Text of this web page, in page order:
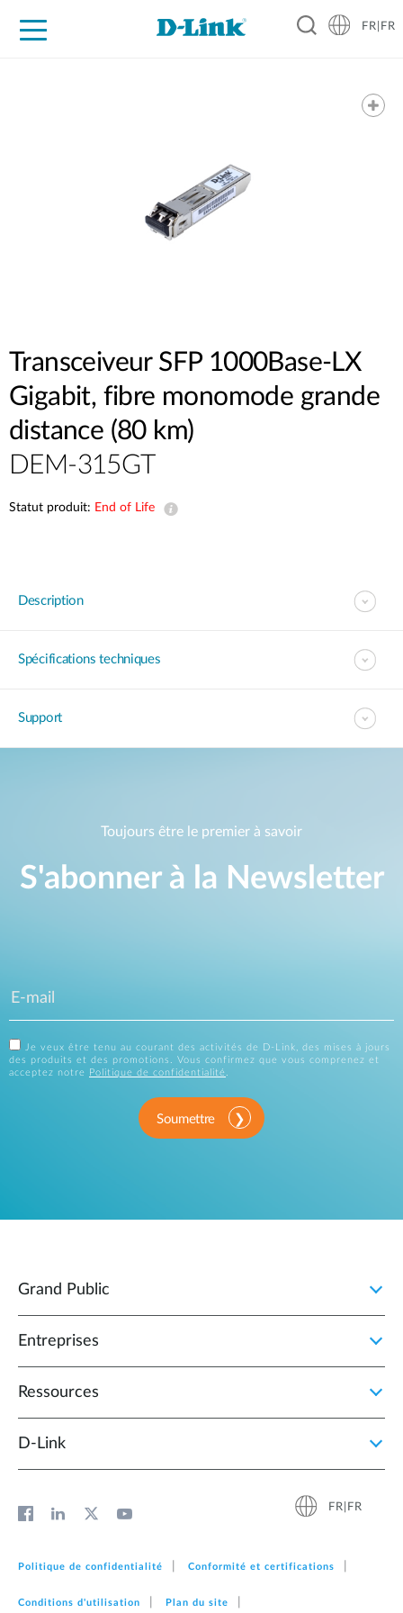
FR|FR
Transceiveur SFP 1000Base-LX
Gigabit, fibre monomode grande
distance (80 km)
DEM-315GT
Statut produit: End of Life
Description
Spécifications techniques
Support
Toujours être le premier à savoir
S'abonner à la Newsletter
Je veux être tenu au courant des activités de D-Link, des mises à jours
des produits et des promotions. Vous confirmez que vous comprenez et
acceptez notre
Politique de confidentialité.
Soumettre
Grand Public
Entreprises
Ressources
D‑Link
FR|FR
Politique de confidentialité Conformité et certifications
Conditions d'utilisation Plan du site